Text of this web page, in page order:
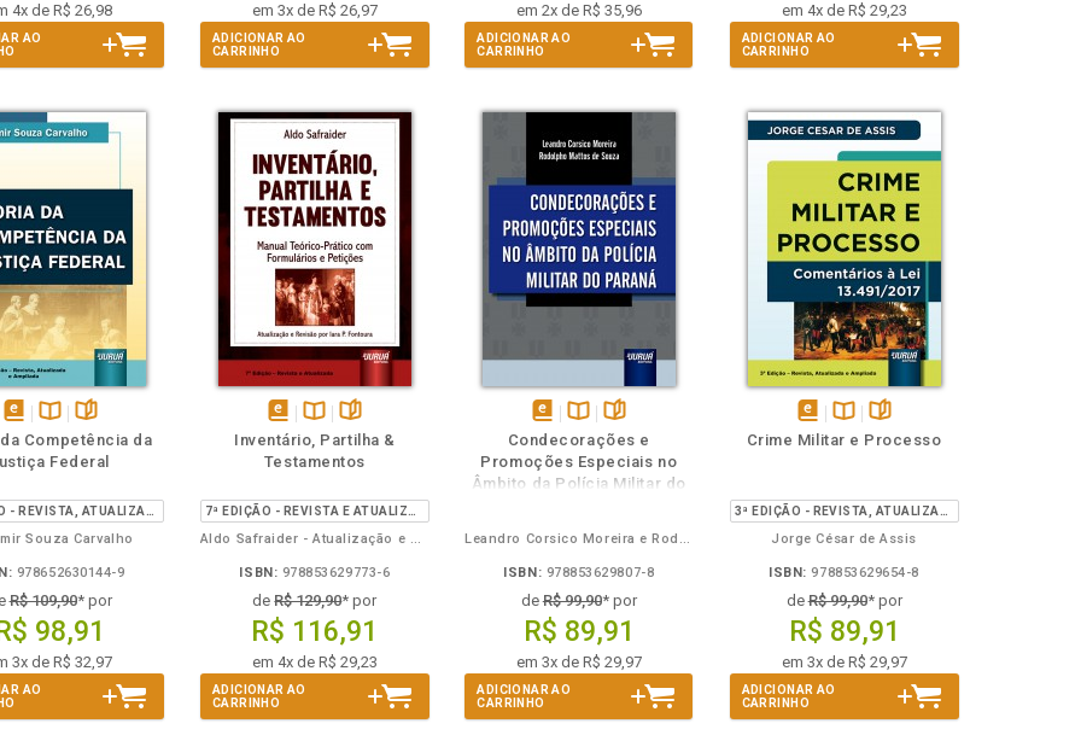
4x de R$ 26,98
AO
em 3x de R$ 26,97
ADICIONAR AO
CARRINHO
em 2x de R$ 35,96
ADICIONAR AO
CARRINHO
em 4x de R$ 29,23
ADICIONAR AO
CARRINHO
disponível
em
Disponível
na
páginas
Competência da
Federal
Souza Carvalho
978652630144-9
R$ 109,90* por
R$ 98,91
3x de R$ 32,97
AO
disponível
em
Disponível
na
páginas
Inventário, Partilha &
Testamentos
Aldo Safraider - Atualização e Revisão por Iara P. Fontoura
ISBN: 978853629773-6
deR$ 129,90* por
R$ 116,91
em 4x de R$ 29,23
ADICIONAR AO
CARRINHO
disponível
em
eBook
Disponível
na
B.V.
páginas
Condecorações e
Promoções Especiais no
Âmbito da Polícia Militar do
Leandro Corsico Moreira e Rodolpho Mattos de Souza
ISBN: 978853629807-8
deR$ 99,90* por
R$ 89,91
em 3x de R$ 29,97
ADICIONAR AO
CARRINHO
disponível
Também
Disponível
Folheie
páginas
Crime Militar e Processo
Jorge César de Assis
ISBN: 978853629654-8
deR$ 99,90* por
R$ 89,91
em 3x de R$ 29,97
ADICIONAR AO
CARRINHO